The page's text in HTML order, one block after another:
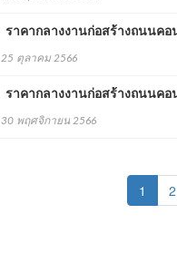
ราคากลางงานก่อสร้างถนนคอ
25 ตุลาคม 2566
ราคากลางงานก่อสร้างถนนคอ
30 พฤศจิกายน 2566
1 2